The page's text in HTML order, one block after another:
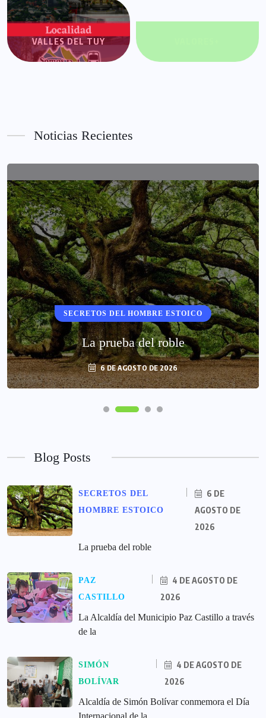
VALLES DEL TUY
Noticias Recientes
SECRETOS DEL HOMBRE ESTOICO
La prueba del roble
6 DE AGOSTO DE 2026
Blog Posts
SECRETOS DEL
HOMBRE ESTOICO
6 DE
AGOSTO DE
2026
La prueba del roble
PAZ
CASTILLO
4 DE AGOSTO DE
2026
La Alcaldía del Municipio Paz Castillo a través
de la
SIMÓN
BOLÍVAR
4 DE AGOSTO DE
2026
Alcaldía de Simón Bolívar conmemora el Día